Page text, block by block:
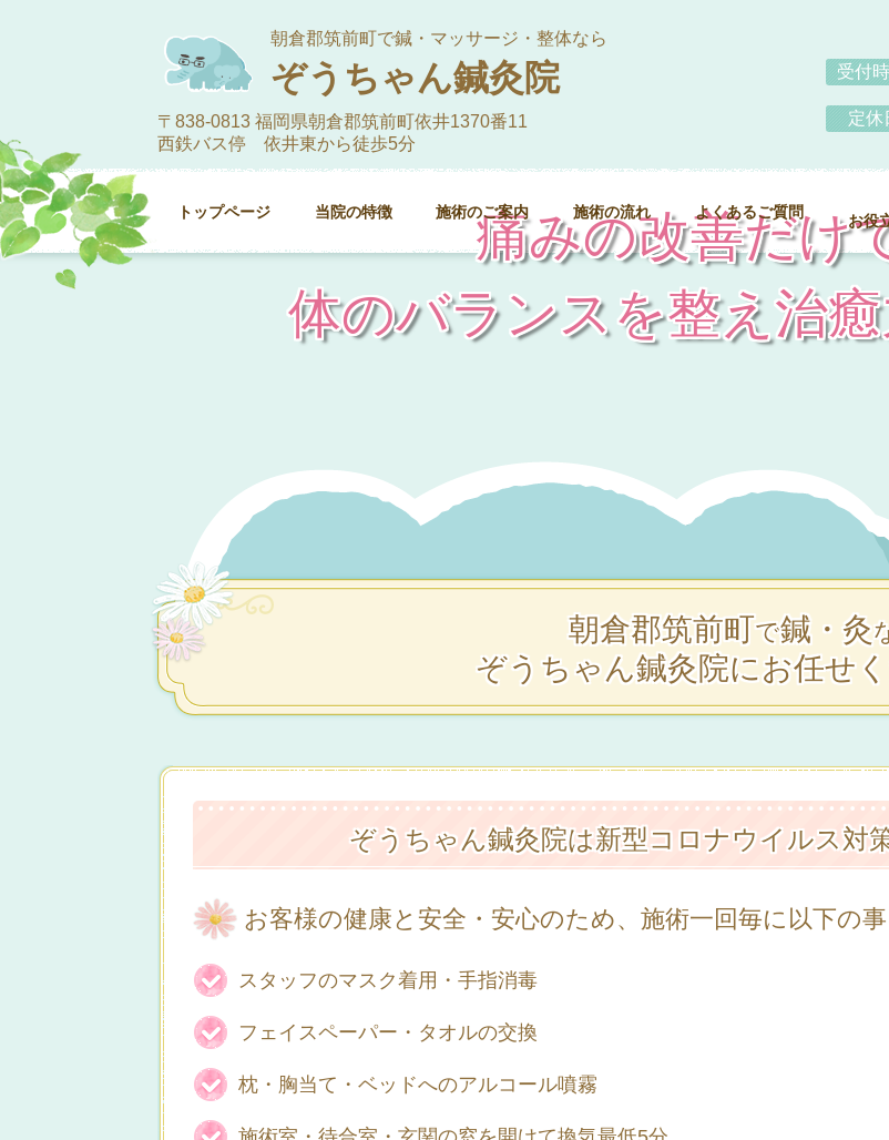
朝倉郡筑前町で鍼・マッサージ・整体なら
ぞうちゃん鍼灸院
〒838-0813 福岡県朝倉郡筑前町依井1370番11
西鉄バス停 依井東から徒歩5分
受付
定休
トップページ 当院の特徴 施術のご案内 施術の流れ よくあるご質問
お役
痛みの改善だけ
体のバランスを整え治
朝倉郡筑前町で鍼・灸
ぞうちゃん鍼灸院にお任せく
ぞうちゃん鍼灸院は新型コロナウイルス対
お客様の健康と安全・安心のため、施術一回毎に以下の事
スタッフのマスク着用・手指消毒
フェイスペーパー・タオルの交換
枕・胸当て・ベッドへのアルコール噴霧